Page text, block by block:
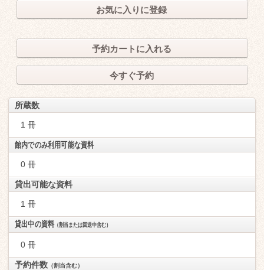
お気に入りに登録
予約カートに入れる
今すぐ予約
所蔵数
1 冊
館内でのみ利用可能な資料
0 冊
貸出可能な資料
1 冊
貸出中の資料（割当または回送中含む）
0 冊
予約件数 （割当含む）